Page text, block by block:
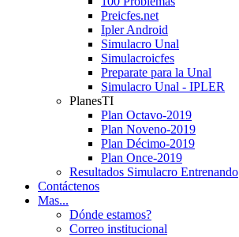
Preicfes.net
Ipler Android
Simulacro Unal
Simulacroicfes
Preparate para la Unal
Simulacro Unal - IPLER
PlanesTI
Plan Octavo-2019
Plan Noveno-2019
Plan Décimo-2019
Plan Once-2019
Resultados Simulacro Entrenando
Contáctenos
Mas...
Dónde estamos?
Correo institucional